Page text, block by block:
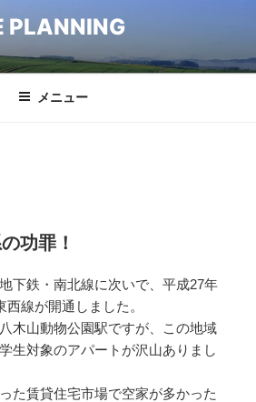
PLANNING
メニュー
功罪！
下鉄・南北線に次いで、平成27年
線が開通しました。
木山動物公園駅ですが、この地域
生対象のアパートが沢山ありまし
た賃貸住宅市場で空家が多かった